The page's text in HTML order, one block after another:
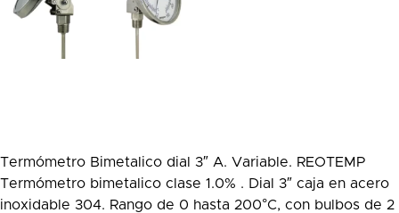
Termómetro Bimetalico dial 3″ A. Variable. REOTEMP
Termómetro bimetalico clase 1.0% . Dial 3″ caja en acero
inoxidable 304. Rango de 0 hasta 200°C, con bulbos de 2